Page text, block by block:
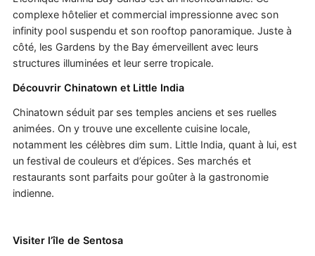
complexe hôtelier et commercial impressionne avec son
infinity pool suspendu et son rooftop panoramique. Juste à
côté, les Gardens by the Bay émerveillent avec leurs
structures illuminées et leur serre tropicale.
Découvrir Chinatown et Little India
Chinatown séduit par ses temples anciens et ses ruelles
animées. On y trouve une excellente cuisine locale,
notamment les célèbres dim sum. Little India, quant à lui, est
un festival de couleurs et d’épices. Ses marchés et
restaurants sont parfaits pour goûter à la gastronomie
indienne.
Visiter l’île de Sentosa